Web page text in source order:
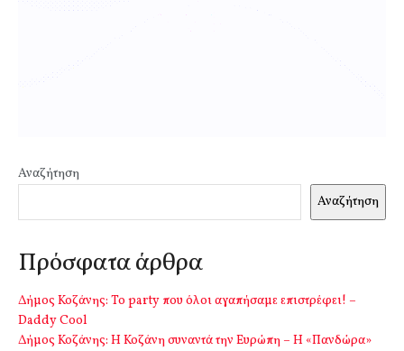
Αναζήτηση
Αναζήτηση
Πρόσφατα άρθρα
Δήμος Κοζάνης: Το party που όλοι αγαπήσαμε επιστρέφει! –
Daddy Cool
Δήμος Κοζάνης: Η Κοζάνη συναντά την Ευρώπη – Η «Πανδώρα»